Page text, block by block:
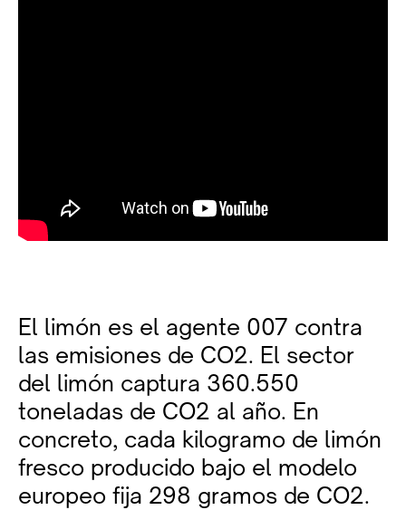
El limón es el agente 007 contra
las emisiones de CO2. El sector
del limón captura 360.550
toneladas de CO2 al año. En
concreto, cada kilogramo de limón
fresco producido bajo el modelo
europeo fija 298 gramos de CO2.